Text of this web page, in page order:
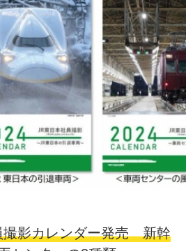
撮影カレンダー発売 新幹